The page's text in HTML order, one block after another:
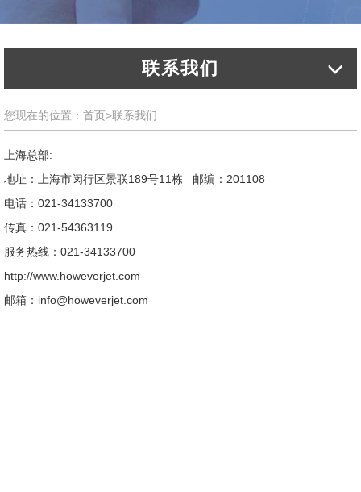
联系我们
您现在的位置： 首页>联系我们
上海总部:
地址：上海市闵行区景联189号11栋 邮编：201108
电话： 021-34133700
传真：021-54363119
服务热线：021-34133700
http://www.howeverjet.com
邮箱：info@howeverjet.com